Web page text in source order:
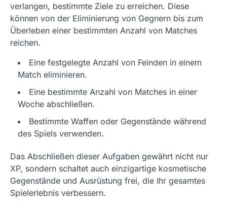
verlangen, bestimmte Ziele zu erreichen. Diese
können von der Eliminierung von Gegnern bis zum
Überleben einer bestimmten Anzahl von Matches
reichen.
Eine festgelegte Anzahl von Feinden in einem
Match eliminieren.
Eine bestimmte Anzahl von Matches in einer
Woche abschließen.
Bestimmte Waffen oder Gegenstände während
des Spiels verwenden.
Das Abschließen dieser Aufgaben gewährt nicht nur
XP, sondern schaltet auch einzigartige kosmetische
Gegenstände und Ausrüstung frei, die Ihr gesamtes
Spielerlebnis verbessern.